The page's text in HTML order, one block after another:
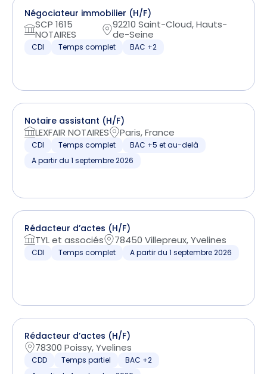
Négociateur immobilier (H/F)
SCP 1615
NOTAIRES
92210 Saint-Cloud, Hauts-
de-Seine
CDI Temps complet BAC +2
Notaire assistant (H/F)
LEXFAIR NOTAIRES Paris, France
CDI Temps complet
BAC +5 et au-delà
A partir du 1 septembre 2026
Rédacteur d’actes (H/F)
TYL et associés 78450 Villepreux, Yvelines
CDI Temps complet A partir du 1 septembre 2026
Rédacteur d’actes (H/F)
78300 Poissy, Yvelines
CDD Temps partiel
BAC +2